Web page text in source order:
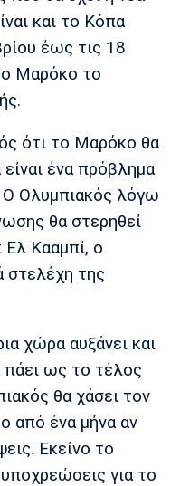
Πανσερραϊκός
Ατλέτικο
Μαδρίτης
Γιουβέντους
και το Κόπα
έως τις 18
Μαρόκο το
ότι το Μαρόκο θα
ένα πρόβλημα
Ο Ολυμπιακός λόγω
θα στερηθεί
Ελ Κααμπί, ο
στελέχη της
χώρα αυξάνει και
πάει ως το τέλος
θα χάσει τον
από ένα μήνα αν
Εκείνο το
για το